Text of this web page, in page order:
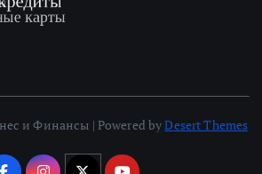
и Финансы | Powered byDesert Themes